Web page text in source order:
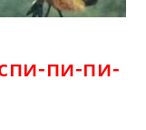
пи-пи-